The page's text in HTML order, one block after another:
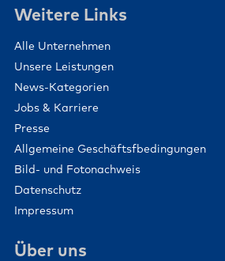
Weitere Links
Alle Unternehmen
Unsere Leistungen
News-Kategorien
Jobs & Karriere
Presse
Allgemeine Geschäftsfbedingungen
Bild- und Fotonachweis
Datenschutz
Impressum
Über uns